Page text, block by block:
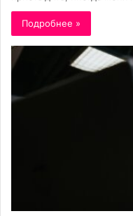
Подробнее »